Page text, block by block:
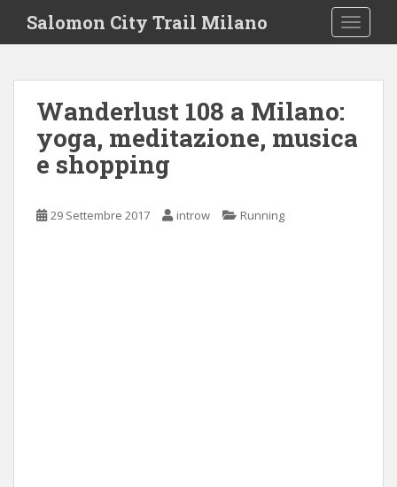
i
Salomon City Trail Milano
Wanderlust 108 a Milano:
yoga, meditazione, musica
e shopping
29 Settembre 2017 introw Running